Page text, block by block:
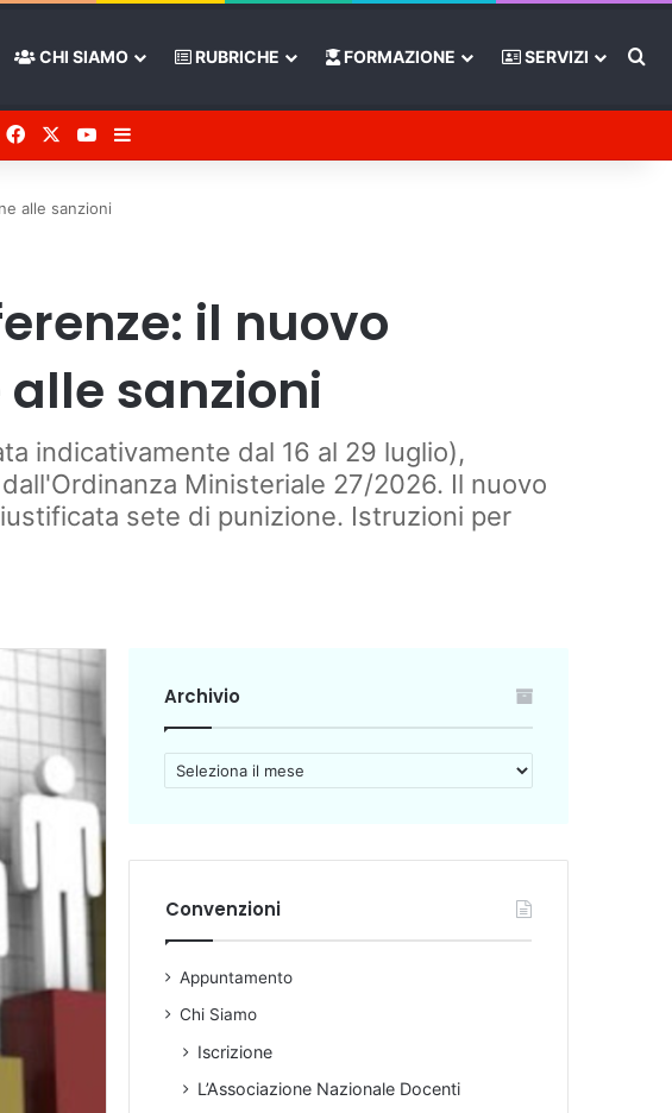
CHI SIAMO RUBRICHE FORMAZIONE SERVIZI
Facebook You Tube
alle sanzioni
il nuovo
sanzioni
indicativamente dal 16 al 29 luglio),
Ministeriale 27/2026. Il nuovo
sete di punizione. Istruzioni per
Archivio
r
i
i
o
Convenzioni
Appuntamento
Chi Siamo
Iscrizione
L’Associazione Nazionale Docenti